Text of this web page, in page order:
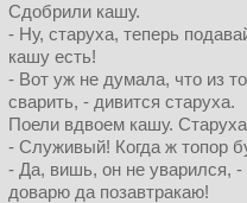
Сдобрили кашу.
- Ну, старуха, теперь
кашу есть!
- Вот уж не думала, что из
сварить, - дивится старуха.
Поели вдвоем кашу.
- Служивый! Когда ж топор
- Да, вишь, он не уварился, -
доварю да позавтракаю!